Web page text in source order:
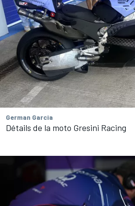
German Garcia
Détails de la moto Gresini Racing